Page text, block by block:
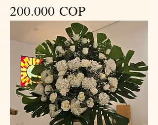
Precio
200.000 COP